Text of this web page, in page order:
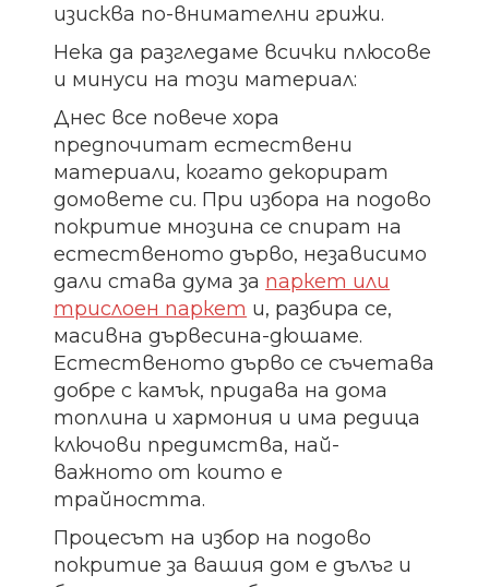
изисква по-внимателни грижи.
Нека да разгледаме всички плюсове
и минуси на този материал:
Днес все повече хора
предпочитат естествени
материали, когато декорират
домовете си. При избора на подово
покритие мнозина се спират на
естественото дърво, независимо
дали става дума за паркет или
трислоен паркет и, разбира се,
масивна дървесина-дюшаме.
Естественото дърво се съчетава
добре с камък, придава на дома
топлина и хармония и има редица
ключови предимства, най-
важното от които е
трайността.
Процесът на избор на подово
покритие за вашия дом е дълъг и